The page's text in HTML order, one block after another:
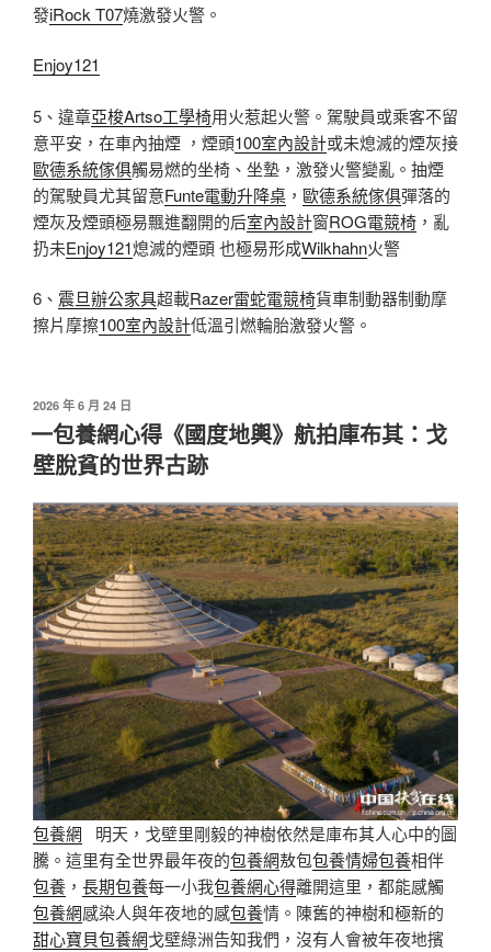
發iRock T07燒激發火警。
Enjoy121
5、違章亞梭Artso工學椅用火惹起火警。駕駛員或乘客不留
意平安，在車內抽煙 ，煙頭100室內設計或未熄滅的煙灰接
歐德系統傢俱觸易燃的坐椅、坐墊，激發火警變亂。抽煙
的駕駛員尤其留意Funte電動升降桌 ， 歐德系統傢俱彈落的
煙灰及煙頭極易飄進翻開的后室內設計窗ROG電競椅 ，亂
扔未Enjoy121熄滅的煙頭 也極易形成Wilkhahn火警
6、 震旦辦公家具超載Razer雷蛇電競椅貨車制動器制動摩
擦片摩擦100室內設計低溫引燃輪胎激發火警。
發
2026 年 6 月 24 日
一包養網心得《國度地輿》航拍庫布其：戈
壁脫貧的世界古跡
包養網 明天，戈壁里剛毅的神樹依然是庫布其人心中的圖
騰。這里有全世界最年夜的包養網敖包包養情婦包養相伴
包養 ， 長期包養每一小我包養網心得離開這里，都能感觸
包養網感染人與年夜地的感包養情。陳舊的神樹和極新的
甜心寶貝包養網戈壁綠洲告知我們，沒有人會被年夜地擯